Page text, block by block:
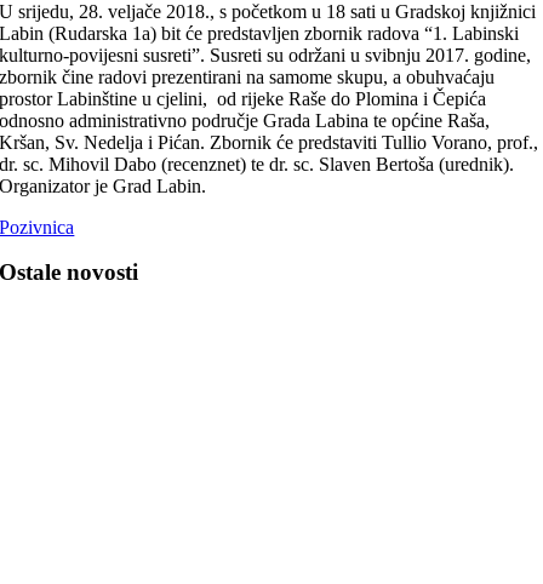
U srijedu, 28. veljače 2018., s početkom u 18 sati u Gradskoj knjižnici
Labin (Rudarska 1a) bit će predstavljen zbornik radova “1. Labinski
kulturno-povijesni susreti”. Susreti su održani u svibnju 2017. godine,
zbornik čine radovi prezentirani na samome skupu, a obuhvaćaju
prostor Labinštine u cjelini, od rijeke Raše do Plomina i Čepića
odnosno administrativno područje Grada Labina te općine Raša,
Kršan, Sv. Nedelja i Pićan. Zbornik će predstaviti Tullio Vorano, prof.,
dr. sc. Mihovil Dabo (recenznet) te dr. sc. Slaven Bertoša (urednik).
Organizator je Grad Labin.
Pozivnica
Ostale novosti